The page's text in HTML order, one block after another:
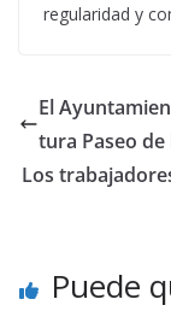
regularidad y
El
tura Paseo
Los
Puede